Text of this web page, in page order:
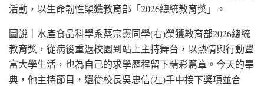
活動，以生命韌性榮獲教育部「2026總統教育獎」。
圖說｜水產食品科學系蔡宗憲同學(右)榮獲教育部2026總統
教育獎，從病後重返校園到站上主持舞台，以熱情與行動豐
富大學生活，也為自己的求學歷程留下精彩篇章。今天的畢
典，他主持節目，還從校長吳忠信(左)手中接下獎項並合